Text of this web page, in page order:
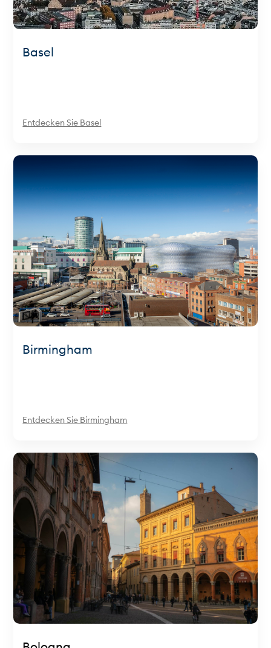
Basel
Entdecken Sie Basel
Birmingham
Entdecken Sie Birmingham